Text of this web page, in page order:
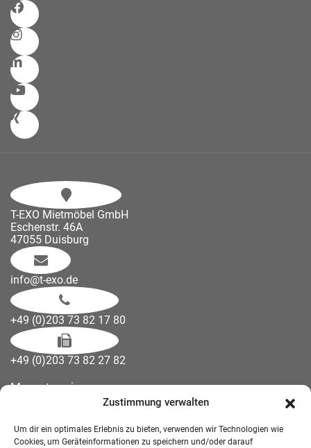
Zustimmung verwalten
Um dir ein optimales Erlebnis zu bieten, verwenden wir Technologien wie
Cookies, um Geräteinformationen zu speichern und/oder darauf
T-EXO Mietmöbel GmbH
Eschenstr. 46A
47055 Duisburg
info@t-exo.de
+49 (0)203 73 82 17 80
+49 (0)203 73 82 27 82
Messetermine
Downloads
Wandelemente